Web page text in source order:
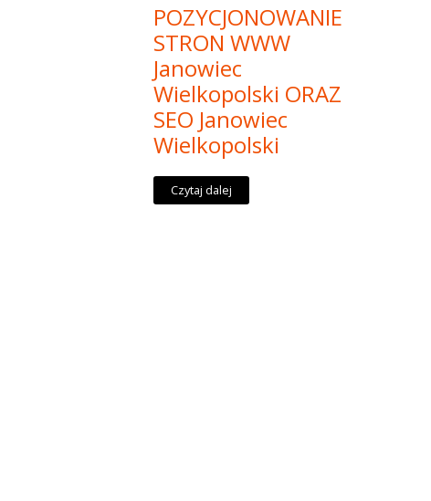
POZYCJONOWANIE
STRON WWW
Janowiec
Wielkopolski ORAZ
SEO Janowiec
Wielkopolski
Czytaj dalej